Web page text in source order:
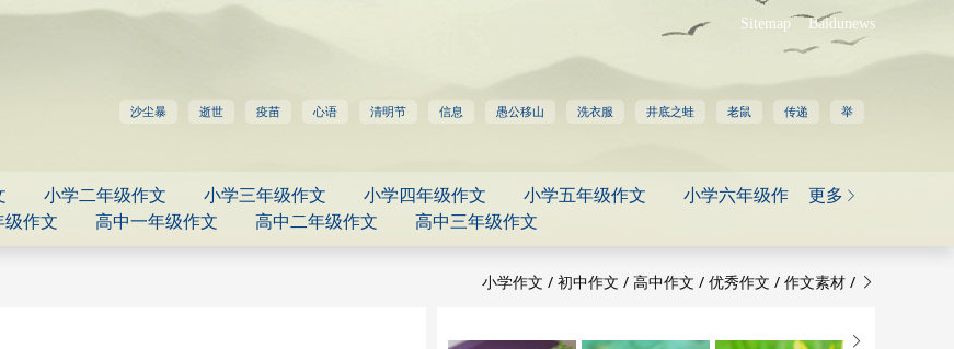
Sitemap Baidunews
沙尘暴 逝世 疫苗 心语 清明节 信息 愚公移山 洗衣服 井底之蛙 老鼠 传递 举
更多 
小学二年级作文 小学三年级作文 小学四年级作文 小学五年级作文
小学六年级作
级作文 高中一年级作文 高中二年级作文 高中三年级作文
小学作文 / 初中作文 / 高中作文 / 优秀作文 / 作文素材 / 
